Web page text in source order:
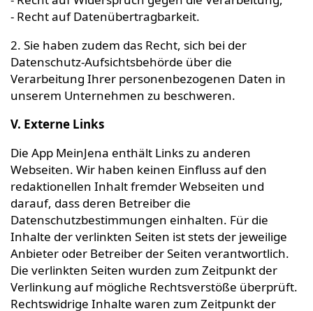
- Recht auf Datenübertragbarkeit.
2. Sie haben zudem das Recht, sich bei der
Datenschutz-Aufsichtsbehörde über die
Verarbeitung Ihrer personenbezogenen Daten in
unserem Unternehmen zu beschweren.
V. Externe Links
Die App MeinJena enthält Links zu anderen
Webseiten. Wir haben keinen Einfluss auf den
redaktionellen Inhalt fremder Webseiten und
darauf, dass deren Betreiber die
Datenschutzbestimmungen einhalten. Für die
Inhalte der verlinkten Seiten ist stets der jeweilige
Anbieter oder Betreiber der Seiten verantwortlich.
Die verlinkten Seiten wurden zum Zeitpunkt der
Verlinkung auf mögliche Rechtsverstöße überprüft.
Rechtswidrige Inhalte waren zum Zeitpunkt der